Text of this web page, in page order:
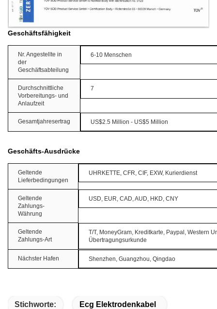
Geschäftsfähigkeit
Nr. Angestellte in
der
Geschäftsabteilung
6-10 Menschen
Durchschnittliche
Vorbereitungs- und
Anlaufzeit
7
Gesamtjahresertrag US$2.5 Million - US$5 Million
Geschäfts-Ausdrücke
Geltende
Lieferbedingungen
UHRKETTE, CFR, CIF, EXW, Kurierdienst
Geltende
Zahlungs-
Währung
USD, EUR, CAD, AUD, HKD, CNY
Geltende
Zahlungs-Art
T/T, MoneyGram, Kreditkarte, Paypal, Western
Übertragungsurkunde
Nächster Hafen Shenzhen, Guangzhou, Qingdao
Stichworte: Ecg Elektrodenkabel